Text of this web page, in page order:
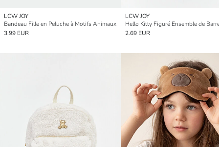
LCW JOY
Bandeau Fille en Peluche à Motifs Animaux
3.99 EUR
LCW JOY
2.69 EUR